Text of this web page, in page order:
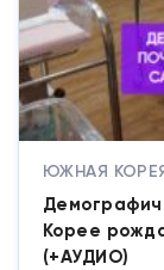
ЮЖНАЯ
Корее
(+АУДИО)